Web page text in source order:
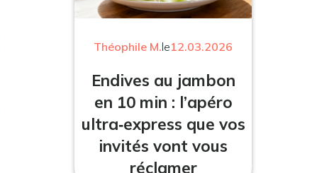
Théophile M.le12.03.2026
Endives au jambon
en 10 min : l’apéro
ultra‑express que vos
invités vont vous
réclamer